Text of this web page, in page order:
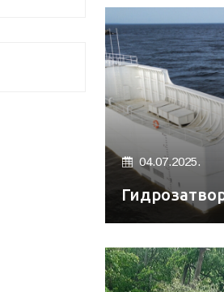
04.07.2025.